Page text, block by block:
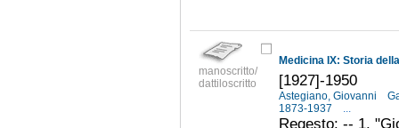
manoscritto/
dattiloscritto
Medicina IX: Storia
[1927]-1950
Astegiano, Giovanni
1873-1937
...
Regesto: -- 1.